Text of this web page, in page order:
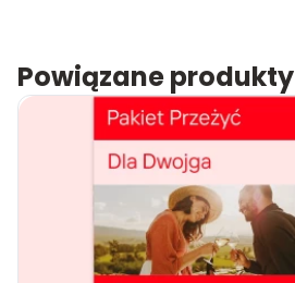
Powiązane produkty